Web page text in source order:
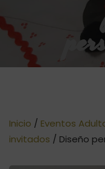
Inicio / Eventos
invitados / Diseño